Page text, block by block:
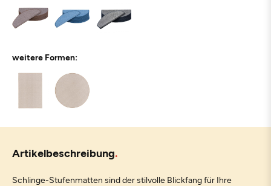
weitere Formen:
Artikelbeschreibung
Schlinge-Stufenmatten sind der stilvolle Blickfang für Ihre